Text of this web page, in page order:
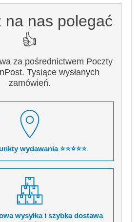
na nas polegać
👍
za pośrednictwem Poczty
Tysiące wysłanych
zamówień.
wydawania ⭐⭐⭐⭐⭐
wysyłka i szybka dostawa